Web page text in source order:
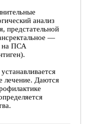
анализ
предстательной
—
на ПСА
лечение. Даются